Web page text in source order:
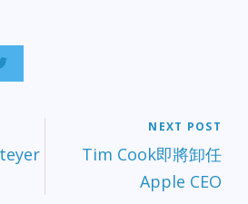
NEXT POST
Tim Cook即將卸任
Apple CEO